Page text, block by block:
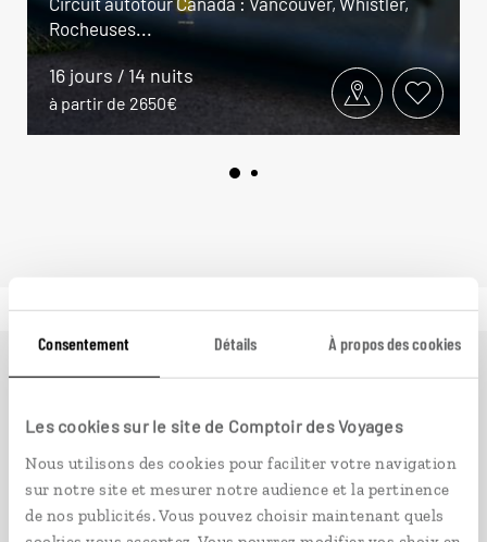
Consentement Détails À propos des cookies
Les cookies sur le site de Comptoir des Voyages
Nous utilisons des cookies pour faciliter votre navigation
sur notre site et mesurer notre audience et la pertinence
de nos publicités. Vous pouvez choisir maintenant quels
Rocheuses...
16 jours / 14 nuits
à partir de 2650€
passionnent les découvertes et rencontres du bout du
monde, il fait naître une irrésistible envie d’aller voir
ailleurs.